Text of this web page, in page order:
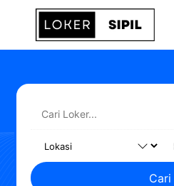
Langsung
Cari